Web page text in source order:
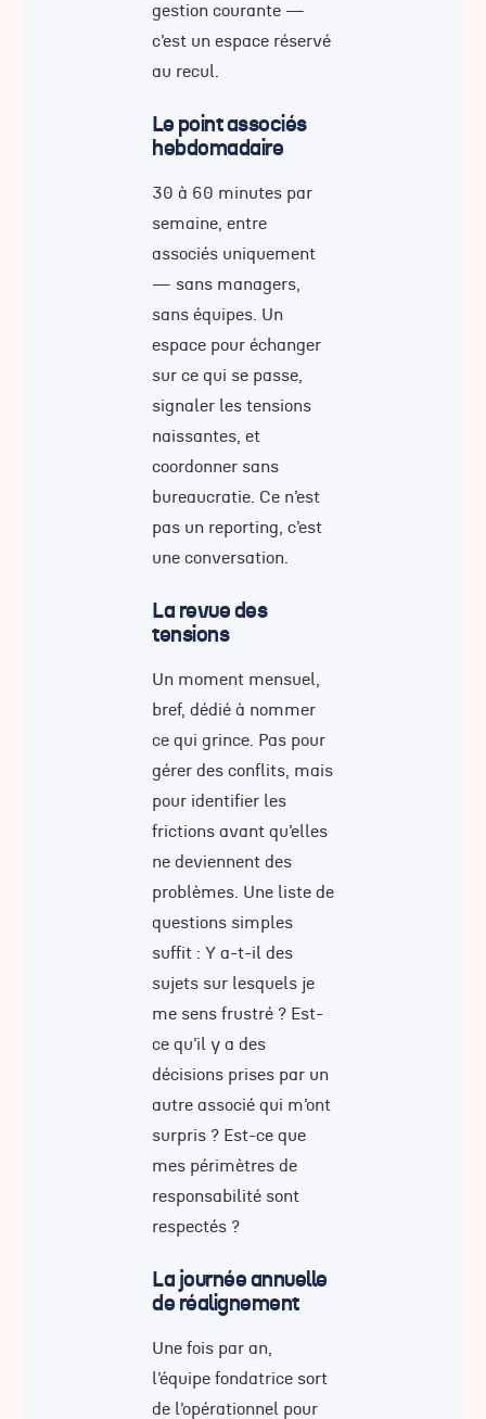
gestion courante —
c’est un espace réservé
au recul.
Le point associés
hebdomadaire
30 à 60 minutes par
semaine, entre
associés uniquement
— sans managers,
sans équipes. Un
espace pour échanger
sur ce qui se passe,
signaler les tensions
naissantes, et
coordonner sans
bureaucratie. Ce n’est
pas un reporting, c’est
une conversation.
La revue des
tensions
Un moment mensuel,
bref, dédié à nommer
ce qui grince. Pas pour
gérer des conflits, mais
pour identifier les
frictions avant qu’elles
ne deviennent des
problèmes. Une liste de
questions simples
suffit : Y a-t-il des
sujets sur lesquels je
me sens frustré ? Est-
ce qu’il y a des
décisions prises par un
autre associé qui m’ont
surpris ? Est-ce que
mes périmètres de
responsabilité sont
respectés ?
La journée annuelle
de réalignement
Une fois par an,
l’équipe fondatrice sort
de l’opérationnel pour